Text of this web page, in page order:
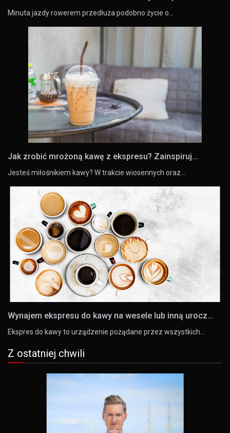
Minuta jazdy rowerem przedłuża podobno życie o…
Jak zrobić mrożoną kawę z ekspresu? Zainspiruj...
Jesteś miłośnikiem kawy? W trakcie wiosennych oraz…
Wynajem ekspresu do kawy na wesele lub inną urocz...
Ekspres do kawy to urządzenie pożądane przez wszystkich…
Z ostatniej chwili